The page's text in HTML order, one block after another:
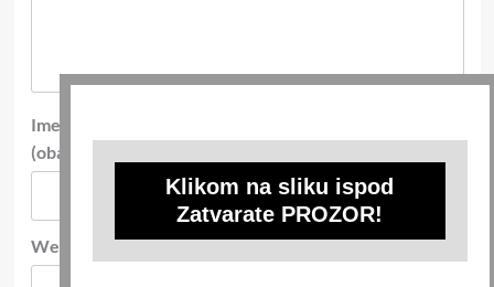
Ime
(obavezno)
Web-stranica
Klikom na sliku ispod
Zatvarate PROZOR!